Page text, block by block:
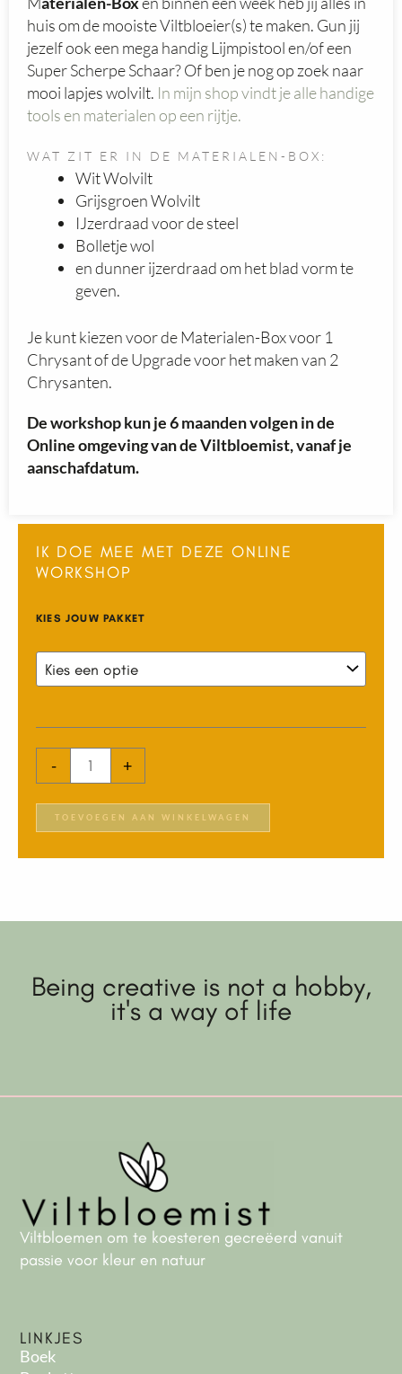
huis om de mooiste Viltbloeier(s) te maken. Gun jij
jezelf ook een mega handig Lijmpistool en/of een
Super Scherpe Schaar? Of ben je nog op zoek naar
mooi lapjes wolvilt. In mijn shop vindt je alle handige
tools en materialen op een rijtje.
WAT ZIT ER IN DE MATERIALEN-BOX:
Wit Wolvilt
Grijsgroen Wolvilt
IJzerdraad voor de steel
Bolletje wol
en dunner ijzerdraad om het blad vorm te
geven.
Je kunt kiezen voor de Materialen-Box voor 1
Chrysant of de Upgrade voor het maken van 2
Chrysanten.
De workshop kun je 6 maanden volgen in de
Online omgeving van de Viltbloemist, vanaf je
aanschafdatum.
IK DOE MEE MET DEZE ONLINE
WORKSHOP
KIES JOUW PAKKET
-
Workshop
aantal
+
TOEVOEGEN AAN WINKELWAGEN
Being creative is not a hobby,
it's a way of life
Viltbloemen om te koesteren gecreëerd vanuit
passie voor kleur en natuur
LINKJES
Boek